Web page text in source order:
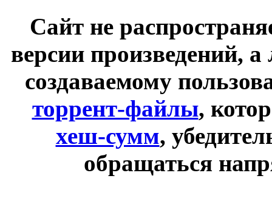
Сайт не
версии произведений,
создаваемому
торрент-файлы,
хеш-сумм,
обращаться